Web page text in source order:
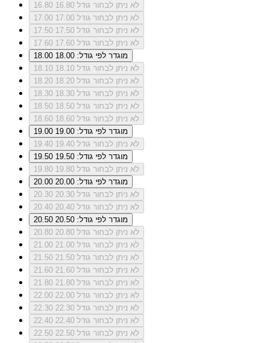
16.80
לא ניתן לבחור גודל 16.80
17.00
לא ניתן לבחור גודל 17.00
17.50
לא ניתן לבחור גודל 17.50
17.60
לא ניתן לבחור גודל 17.60
18.00
מוגדר לפי גודל: 18.00
18.10
לא ניתן לבחור גודל 18.10
18.20
לא ניתן לבחור גודל 18.20
18.30
לא ניתן לבחור גודל 18.30
18.50
לא ניתן לבחור גודל 18.50
18.60
לא ניתן לבחור גודל 18.60
19.00
מוגדר לפי גודל: 19.00
19.40
לא ניתן לבחור גודל 19.40
19.50
מוגדר לפי גודל: 19.50
19.80
לא ניתן לבחור גודל 19.80
20.00
מוגדר לפי גודל: 20.00
20.30
לא ניתן לבחור גודל 20.30
20.40
לא ניתן לבחור גודל 20.40
20.50
מוגדר לפי גודל: 20.50
20.80
לא ניתן לבחור גודל 20.80
21.00
לא ניתן לבחור גודל 21.00
21.50
לא ניתן לבחור גודל 21.50
21.60
לא ניתן לבחור גודל 21.60
21.80
לא ניתן לבחור גודל 21.80
22.00
לא ניתן לבחור גודל 22.00
22.30
לא ניתן לבחור גודל 22.30
22.40
לא ניתן לבחור גודל 22.40
22.50
לא ניתן לבחור גודל 22.50